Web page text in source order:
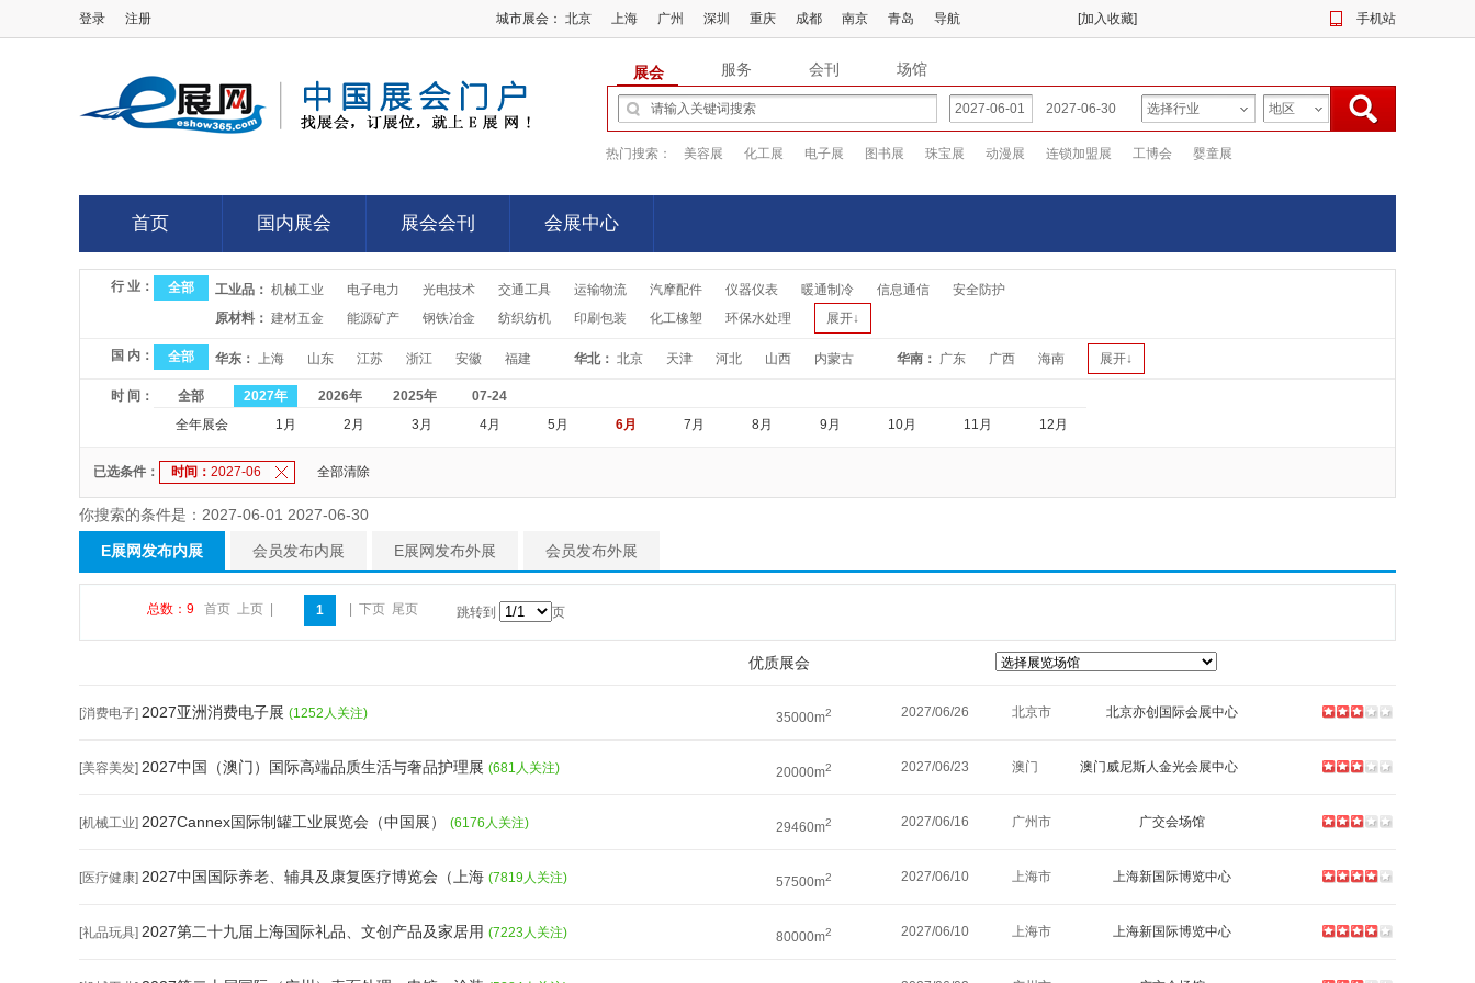
登录 注册 城市展会： 北京 上海 广州 深圳 重庆 成都 南京 青岛 导航 [加入收藏] 手机站
展会 服务 会刊 场馆
热门搜索： 美容展 化工展 电子展 图书展 珠宝展 动漫展 连锁加盟展 工博会 婴童展
首页
首页
国内展会
国内展会
展会会刊
展会会刊
会展中心
会展中心
行 业： 全部 工业品： 机械工业 电子电力 光电技术 交通工具 运输物流 汽摩配件 仪器仪表 暖通制冷 信息通信
安全防护
原材料： 建材五金 能源矿产 钢铁冶金 纺织纺机 印刷包装 化工橡塑 环保水处理 展开↓
国 内： 全部 华东： 上海 山东 江苏 浙江 安徽 福建 华北： 北京 天津 河北 山西 内蒙古 华南： 广东 广西 海南 展开↓
时 间： 全部 2027年 2026年 2025年
07-24
全年展会
1月 2月 3月 4月 5月 6月 7月 8月 9月 10月 11月 12月
已选条件： 时间： 2027-06 全部清除
你搜索的条件是：2027-06-01 2027-06-30
E展网发布内展 会员发布内展 E展网发布外展 会员发布外展
总数：9 首页 上页 1 下页 尾页 跳转到 页
优质展会
[消费电子] 2027亚洲消费电子展 (1252人关注) 35000m2 2027/06/26 北京市 北京亦创国际会展中心
[美容美发] 2027中国（澳门）国际高端品质生活与奢品护理展 (681人关注) 20000m2 2027/06/23 澳门 澳门威尼斯人金光会展中心
[机械工业] 2027Cannex国际制罐工业展览会（中国展） (6176人关注) 29460m2 2027/06/16 广州市 广交会场馆
[医疗健康] 2027中国国际养老、辅具及康复医疗博览会（上海 (7819人关注) 57500m2 2027/06/10 上海市 上海新国际博览中心
[礼品玩具] 2027第二十九届上海国际礼品、文创产品及家居用 (7223人关注) 80000m2 2027/06/10 上海市 上海新国际博览中心